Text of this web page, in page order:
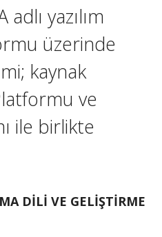
yazılım
üzerinde
kaynak
ve
ile birlikte
DİLİ VE GELİŞTİRME